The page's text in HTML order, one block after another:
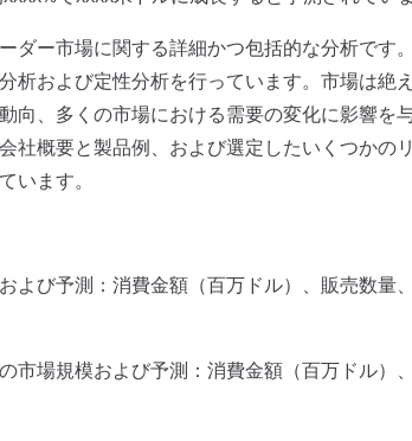
ダー市場に関する詳細かつ包括的な分析です
析および定性分析を行っています。市場は絶
向、多くの市場における需要の変化に影響を
社概要と製品例、および選定したいくつかの
います。
よび予測：消費金額（百万ドル）、販売数量
市場規模および予測：消費金額（百万ドル）